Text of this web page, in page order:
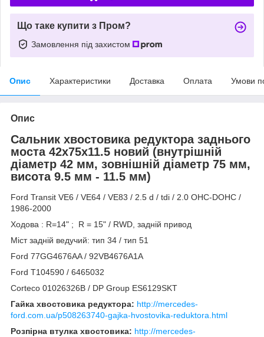
Що таке купити з Пром?
Замовлення під захистом
Опис Характеристики Доставка Оплата Умови
Опис
Сальник хвостовика редуктора заднього
моста 42x75x11.5 новий (внутрішній
діаметр 42 мм, зовнішній діаметр 75 мм,
висота 9.5 мм - 11.5 мм)
Ford Transit VE6 / VE64 / VE83 / 2.5 d / tdi / 2.0 OHC-DOHC /
1986-2000
Ходова : R=14" ; R = 15" / RWD, задній привод
Міст задній ведучий: тип 34 / тип 51
Ford 77GG4676AA / 92VB4676A1A
Ford T104590 / 6465032
Corteco 01026326B / DP Group ES6129SKT
Гайка хвостовика редуктора: http://mercedes-
ford.com.ua/p508263740-gajka-hvostovika-reduktora.html
Розпірна втулка хвостовика: http://mercedes-